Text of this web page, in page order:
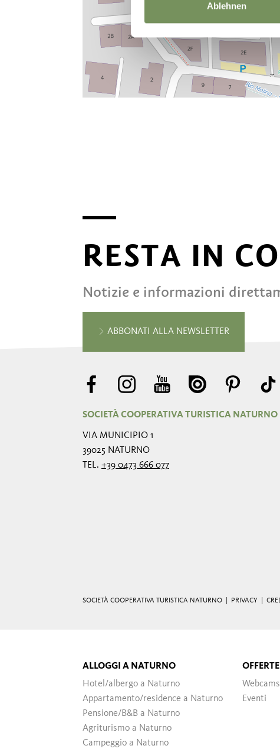
Ablehnen
RESTA IN
Notizie e informazioni
ABBONATI ALLA NEWSLETTER
SOCIETÀ COOPERATIVA TURISTICA NATURNO
VIA MUNICIPIO 1
39025 NATURNO
TEL. +39 0473 666 077
SOCIETÀ COOPERATIVA TURISTICA NATURNO | PRIVACY
ALLOGGI A NATURNO
Hotel/albergo a Naturno
Appartamento/residence a Naturno
Pensione/B&B a Naturno
Agriturismo a Naturno
Campeggio a Naturno
OFFERTE
Webcams
Eventi